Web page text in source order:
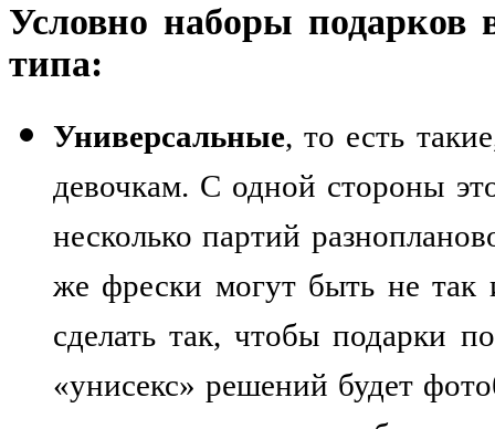
Условно наборы
типа:
Универсальные, то есть
девочкам. С одной стороны
несколько партий
же фрески могут быть не так
сделать так, чтобы подарки
«унисекс» решений будет